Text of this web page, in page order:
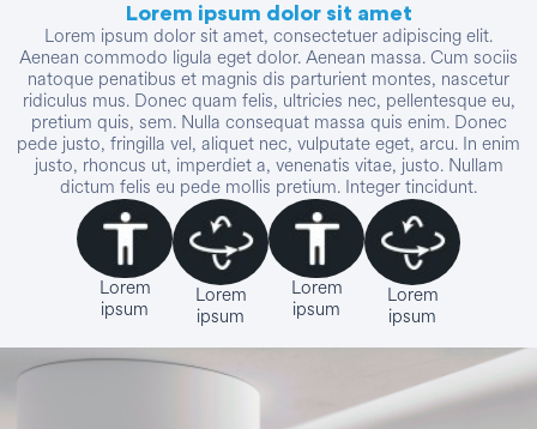
Lorem ipsum dolor sit amet
Lorem ipsum dolor sit amet, consectetuer adipiscing elit.
Aenean commodo ligula eget dolor. Aenean massa. Cum sociis
natoque penatibus et magnis dis parturient montes, nascetur
ridiculus mus. Donec quam felis, ultricies nec, pellentesque eu,
pretium quis, sem. Nulla consequat massa quis enim. Donec
pede justo, fringilla vel, aliquet nec, vulputate eget, arcu. In enim
justo, rhoncus ut, imperdiet a, venenatis vitae, justo. Nullam
dictum felis eu pede mollis pretium. Integer tincidunt.
Lorem
ipsum
Lorem
ipsum
Lorem
ipsum
Lorem
ipsum